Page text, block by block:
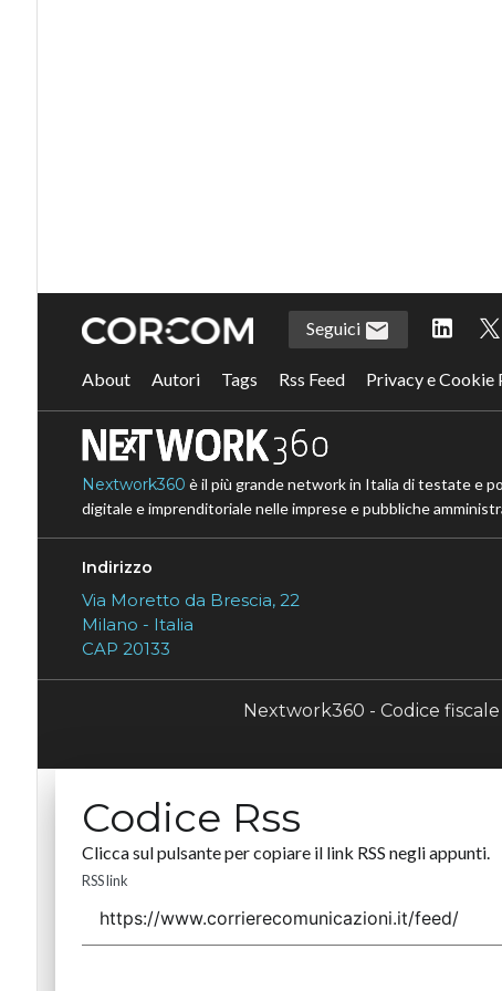
Seguici
About Autori Tags Rss Feed Privacy e Cookie
Nextwork360 è il più grande network in Italia di testate e
digitale e imprenditoriale nelle imprese e pubbliche
Indirizzo
Via Moretto da Brescia, 22
Milano - Italia
CAP 20133
Nextwork360 - Codice fiscale
Codice Rss
Clicca sul pulsante per copiare il link RSS negli appunti.
RSS link